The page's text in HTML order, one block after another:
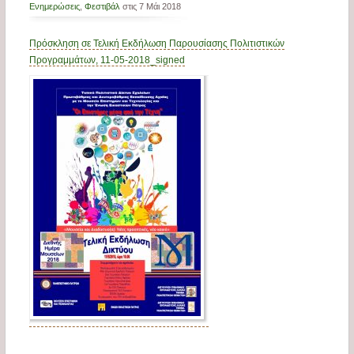
Ενημερώσεις, Φεστιβάλ στις 7 Μάι 2018
Πρόσκληση σε Τελική Εκδήλωση Παρουσίασης Πολιτιστικών
Προγραμμάτων, 11-05-2018_signed